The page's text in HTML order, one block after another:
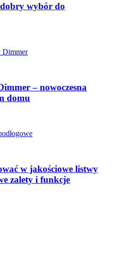
wybór do
– nowoczesna
domu
w jakościowe listwy
zalety i funkcje